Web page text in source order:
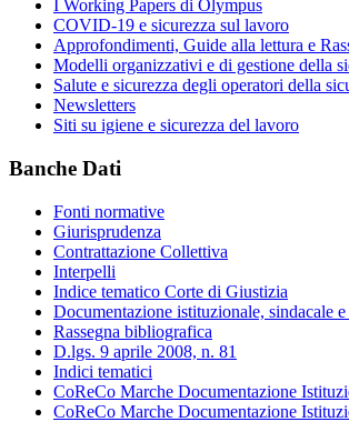
I Working Papers di Olympus
COVID-19 e sicurezza sul lavoro
Approfondimenti, Guide alla lettura e
Modelli organizzativi e di gestione della
Salute e sicurezza degli operatori della
Newsletters
Siti su igiene e sicurezza del lavoro
Banche Dati
Fonti normative
Giurisprudenza
Contrattazione Collettiva
Interpelli
Indice tematico Corte di Giustizia
Documentazione istituzionale, sindacale e
Rassegna bibliografica
D.lgs. 9 aprile 2008, n. 81
Indici tematici
CoReCo Marche Documentazione
CoReCo Marche Documentazione